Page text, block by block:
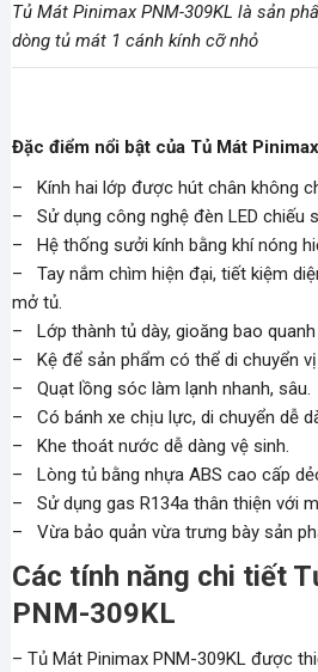
Tủ Mát Pinimax PNM-309KL là sản
dòng tủ mát 1 cánh kính cỡ nhỏ
Đặc điểm nổi bật của Tủ Mát
– Kính hai lớp được hút chân không
– Sử dụng công nghệ đèn LED chiếu
– Hệ thống sưởi kính bằng khí nóng
– Tay nắm chìm hiện đại, tiết kiệm
mở tủ.
– Lớp thành tủ dày, gioăng bao
– Kệ để sản phẩm có thể di chuyển
– Quạt lồng sóc làm lạnh nhanh, sâu.
– Có bánh xe chịu lực, di chuyển dễ
– Khe thoát nước dễ dàng vệ sinh.
– Lòng tủ bằng nhựa ABS cao cấp
– Sử dụng gas R134a thân thiện với
– Vừa bảo quản vừa trưng bày sản
Các tính năng chi tiết
PNM-309KL
– Tủ Mát Pinimax PNM-309KL được